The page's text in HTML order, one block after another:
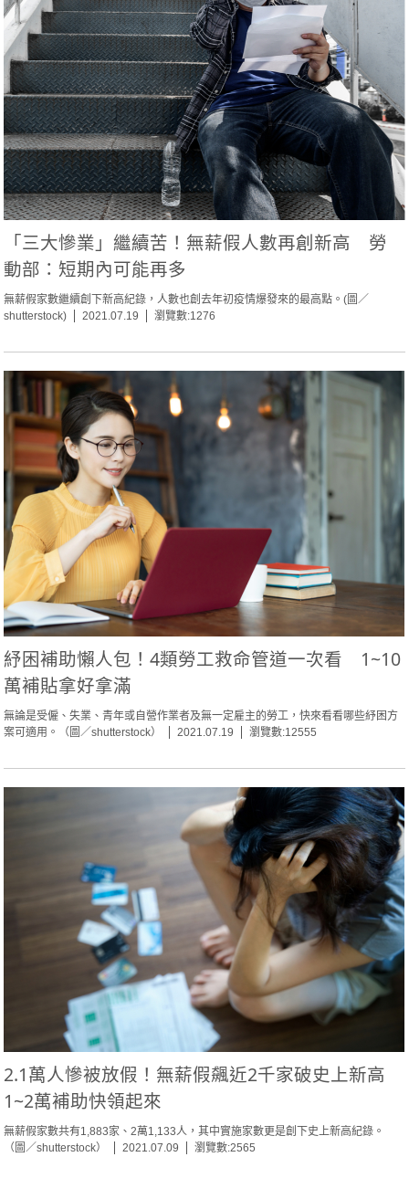
「三大慘業」繼續苦！無薪假人數再創新高 勞
動部：短期內可能再多
無薪假家數繼續創下新高紀錄，人數也創去年初疫情爆發來的最高點。(圖／
shutterstock)
2021.07.19 瀏覽數:1276
紓困補助懶人包！4類勞工救命管道一次看 1~10
萬補貼拿好拿滿
無論是受僱、失業、青年或自營作業者及無一定雇主的勞工，快來看看哪些紓困方
案可適用。（圖／shutterstock）
2021.07.19 瀏覽數:12555
2.1萬人慘被放假！無薪假飆近2千家破史上新高
1~2萬補助快領起來
無薪假家數共有1,883家、2萬1,133人，其中實施家數更是創下史上新高紀錄。
（圖／shutterstock）
2021.07.09 瀏覽數:2565